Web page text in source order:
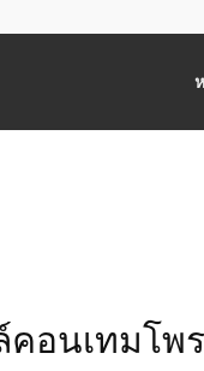
อนเทมโพ